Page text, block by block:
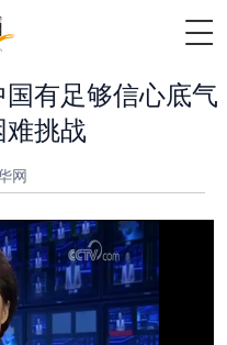
有足够信心底气
挑战
网